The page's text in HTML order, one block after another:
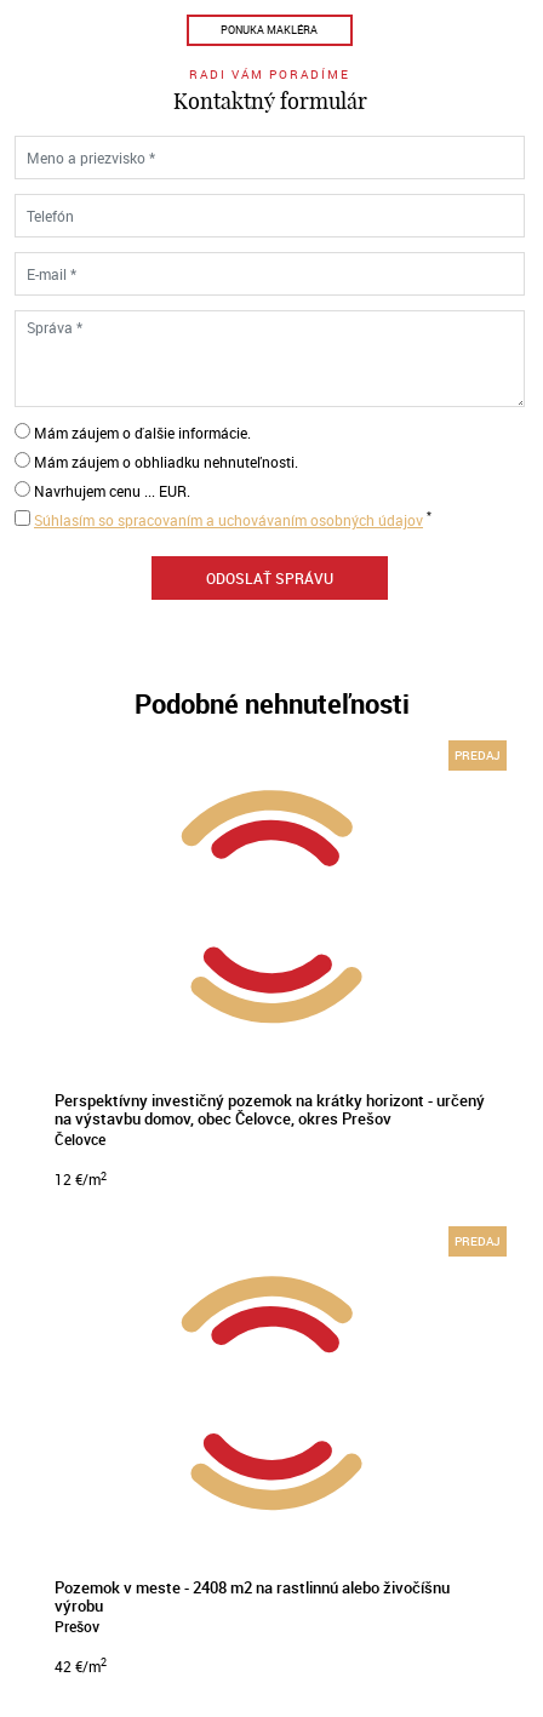
PONUKA MAKLÉRA
RADI VÁM PORADÍME
Kontaktný formulár
Mám záujem o ďalšie informácie.
Mám záujem o obhliadku nehnuteľnosti.
Navrhujem cenu ... EUR.
Súhlasím so spracovaním a uchovávaním osobných údajov *
Podobné nehnuteľnosti
PREDAJ
Perspektívny investičný pozemok na krátky horizont - určený
na výstavbu domov, obec Čelovce, okres Prešov
Čelovce
12 €/m2
PREDAJ
Pozemok v meste - 2408 m2 na rastlinnú alebo živočíšnu
výrobu
Prešov
42 €/m2